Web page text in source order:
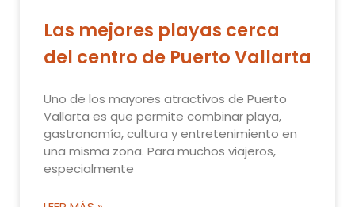
Las mejores playas cerca
del centro de Puerto Vallarta
Uno de los mayores atractivos de Puerto
Vallarta es que permite combinar playa,
gastronomía, cultura y entretenimiento en
una misma zona. Para muchos viajeros,
especialmente